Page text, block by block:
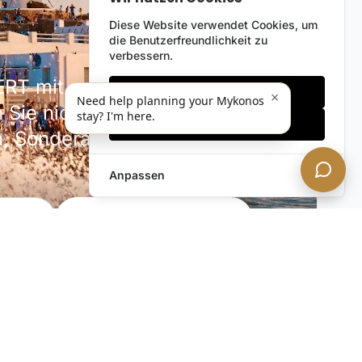
mit unserem diskreten
nicht unsere neuesten
Sonderangebote und
Diese Website verwendet Cookies, um
die Benutzerfreundlichkeit zu
verbessern.
Anpassen
Need help planning your Mykonos
stay? I'm here.
×